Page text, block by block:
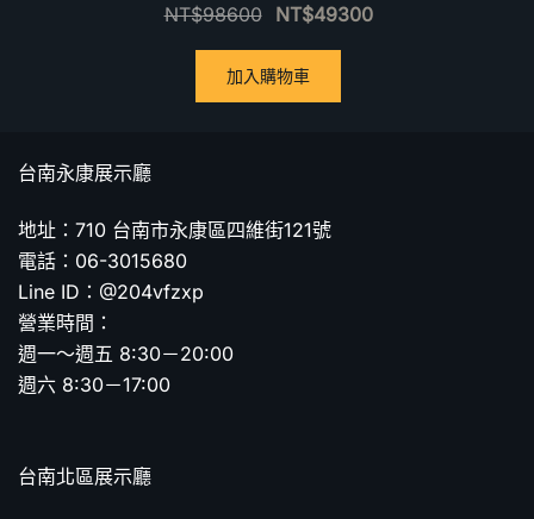
NT$98600 NT$49300
加入購物車
台南永康展示廳
地址：710 台南市永康區四維街121號
電話：06-3015680
Line ID：@204vfzxp
營業時間：
週一～週五 8:30－20:00
週六 8:30－17:00
台南北區展示廳